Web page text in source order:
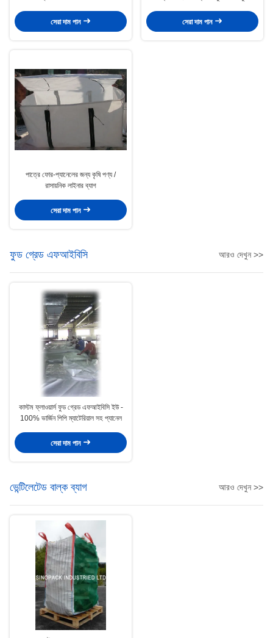
সেরা দাম পান সেরা দাম পান
পাত্রে ফোর-প্যানেলের জন্য কৃষি পণ্য /
রাসায়নিক লাইনার ব্যাগ
সেরা দাম পান
ফুড গ্রেড এফআইবিসি আরও দেখুন >>
কাস্টম ফ্লাওয়ার্স ফুড গ্রেড এফআইবিসি ইউ -
100% ভার্জিন পিপি ম্যাটেরিয়াল সহ প্যানেল
সেরা দাম পান
ভেন্টিলেটেড বাল্ক ব্যাগ আরও দেখুন >>